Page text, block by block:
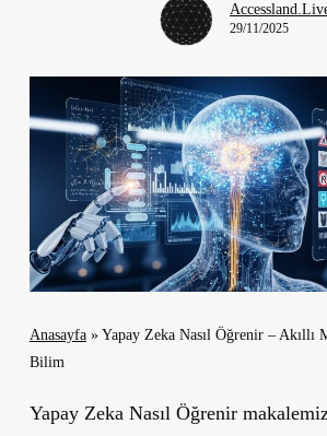
29/11/2025
Anasayfa» Yapay Zeka Nasıl Öğrenir – Akıllı
Bilim
Yapay Zeka Nasıl Öğrenir